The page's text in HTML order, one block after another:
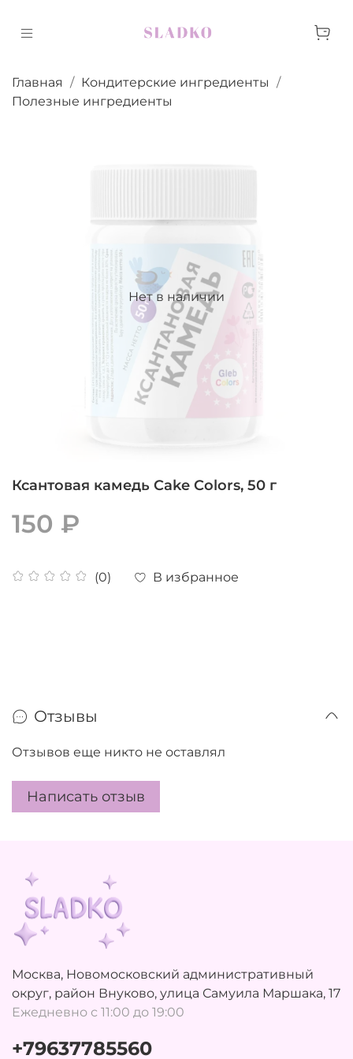
Главная
Кондитерские ингредиенты
Полезные ингредиенты
Нет в наличии
Ксантовая камедь Cake Colors, 50 г
(0) В избранное
150 ₽
Отзывы
Отзывов еще никто не оставлял
Написать отзыв
Москва, Новомосковский административный
округ, район Внуково, улица Самуила Маршака, 17
Ежедневно с 11:00 до 19:00
+79637785560